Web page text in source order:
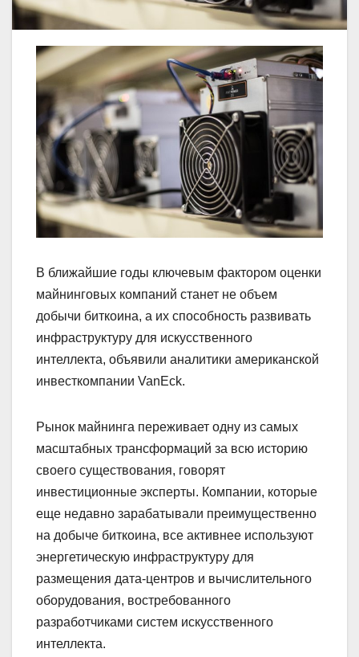
В ближайшие годы ключевым фактором оценки
майнинговых компаний станет не объем
добычи биткоина, а их способность развивать
инфраструктуру для искусственного
интеллекта, объявили аналитики американской
инвесткомпании VanEck.
Рынок майнинга переживает одну из самых
масштабных трансформаций за всю историю
своего существования, говорят
инвестиционные эксперты. Компании, которые
еще недавно зарабатывали преимущественно
на добыче биткоина, все активнее используют
энергетическую инфраструктуру для
размещения дата-центров и вычислительного
оборудования, востребованного
разработчиками систем искусственного
интеллекта.